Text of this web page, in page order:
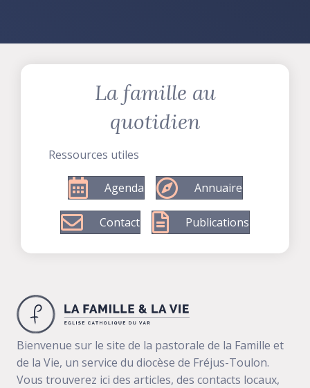
La famille au
quotidien
Ressources utiles
Agenda Annuaire
Contact Publications
Bienvenue sur le site de la pastorale de la Famille et
de la Vie, un service du diocèse de Fréjus-Toulon.
Vous trouverez ici des articles, des contacts locaux,